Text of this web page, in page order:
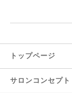
トップページ
サロンコンセプト